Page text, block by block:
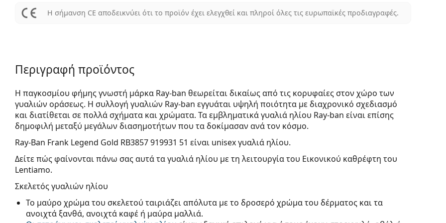
Η σήμανση CE αποδεικνύει ότι το προϊόν έχει ελεγχθεί και πληροί όλες τις ευρωπαϊκές προδιαγραφές.
Περιγραφή προϊόντος
Η παγκοσμίου φήμης γνωστή μάρκα Ray-ban θεωρείται δικαίως από τις κορυφαίες στον χώρο των
γυαλιών οράσεως. Η συλλογή γυαλιών Ray-ban εγγυάται υψηλή ποιότητα με διαχρονικό σχεδιασμό
και διατίθεται σε πολλά σχήματα και χρώματα. Τα εμβληματικά γυαλιά ηλίου Ray-ban είναι επίσης
δημοφιλή μεταξύ μεγάλων διασημοτήτων που τα δοκίμασαν ανά τον κόσμο.
Ray-Ban Frank Legend Gold RB3857 919931 51 είναι unisex γυαλιά ηλίου.
Δείτε πώς φαίνονται πάνω σας αυτά τα γυαλιά ηλίου με τη λειτουργία του Εικονικού καθρέφτη του
Lentiamo.
Σκελετός γυαλιών ηλίου
Το μαύρο χρώμα του σκελετού ταιριάζει απόλυτα με το δροσερό χρώμα του δέρματος και τα
ανοιχτά ξανθά, ανοιχτά καφέ ή μαύρα μαλλιά.